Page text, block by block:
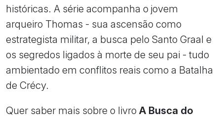
históricas. A série acompanha o jovem
arqueiro Thomas - sua ascensão como
estrategista militar, a busca pelo Santo Graal e
os segredos ligados à morte de seu pai - tudo
ambientado em conflitos reais como a Batalha
de Crécy.
Quer saber mais sobre o livro A Busca do